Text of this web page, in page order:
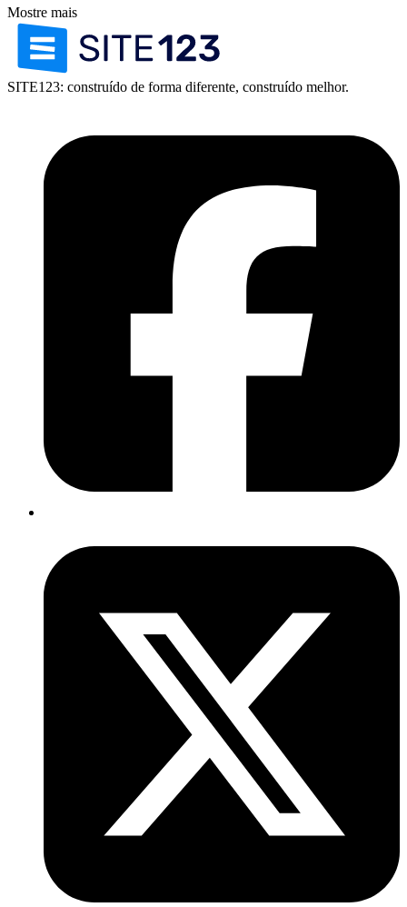
Mostre mais
SITE123: construído de forma diferente, construído melhor.